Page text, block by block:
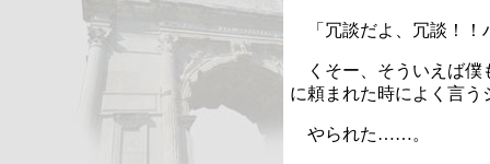
「冗談だよ、冗談！！
くそー、そういえば僕
に頼まれた時によく言
やられた……。